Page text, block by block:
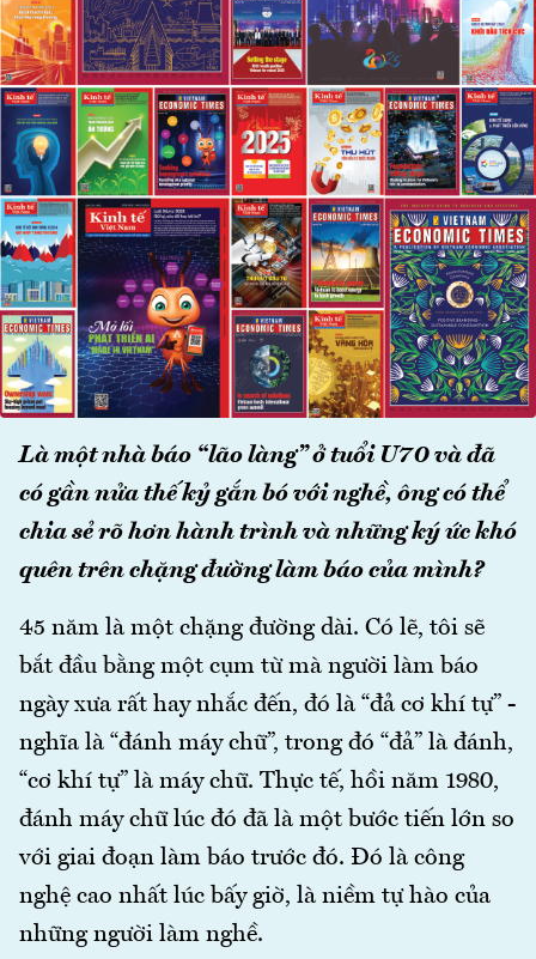
Là một nhà báo “lão làng” ở tuổi U70 và đã
có gần nửa thế kỷ gắn bó với nghề, ông có thể
chia sẻ rõ hơn hành trình và những ký ức khó
quên trên chặng đường làm báo của mình?
45 năm là một chặng đường dài. Có lẽ, tôi sẽ
bắt đầu bằng một cụm từ mà người làm báo
ngày xưa rất hay nhắc đến, đó là “đả cơ khí tự” -
nghĩa là “đánh máy chữ”, trong đó “đả” là đánh,
“cơ khí tự” là máy chữ. Thực tế, hồi năm 1980,
đánh máy chữ lúc đó đã là một bước tiến lớn so
với giai đoạn làm báo trước đó. Đó là công
nghệ cao nhất lúc bấy giờ, là niềm tự hào của
những người làm nghề.